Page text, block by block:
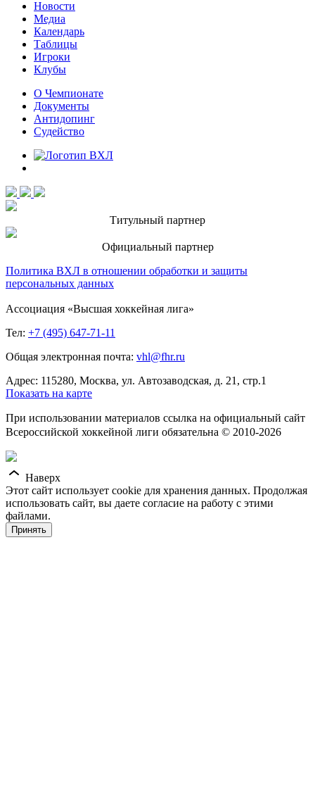
Новости
Медиа
Календарь
Таблицы
Игроки
Клубы
О Чемпионате
Документы
Антидопинг
Судейство
Титульный партнер
Официальный партнер
Политика ВХЛ в отношении обработки и защиты
персональных данных
Ассоциация «Высшая хоккейная лига»
Тел: +7 (495) 647-71-11
Общая электронная почта: vhl@fhr.ru
Адрес: 115280, Москва, ул. Автозаводская, д. 21, стр.1
Показать на карте
При использовании материалов ссылка на официальный сайт
Всероссийской хоккейной лиги обязательна © 2010-2026
Наверх
Этот сайт использует cookie для хранения данных. Продолжая
использовать сайт, вы даете согласие на работу с этими
файлами.
Принять